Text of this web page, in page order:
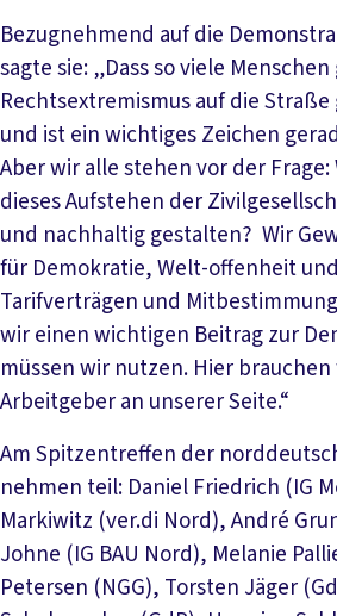
Bezugnehmend auf die
sagte sie: „Dass so viele
Rechtsextremismus auf die
und ist ein wichtiges Zeichen
Aber wir alle stehen vor der
dieses Aufstehen der
und nachhaltig gestalten? Wir
für Demokratie, Welt-offenheit
Tarifverträgen und
wir einen wichtigen Beitrag zur
müssen wir nutzen. Hier
Arbeitgeber an unserer Seite.“
Am Spitzentreffen der
nehmen teil: Daniel Friedrich (IG
Markiwitz (ver.di Nord), André
Johne (IG BAU Nord), Melanie
Petersen (NGG), Torsten Jäger